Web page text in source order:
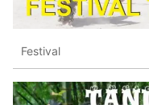
Festival